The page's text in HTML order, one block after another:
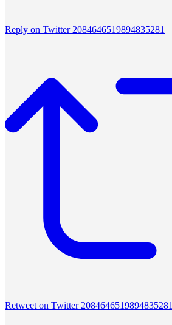
Reply on Twitter 2084646519894835281
Retweet on Twitter 2084646519894835281